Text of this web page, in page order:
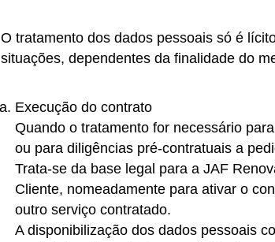
O tratamento dos dados pessoais só é
situações, dependentes da finalidade do
Execução do contrato
Quando o tratamento for necessário
ou para diligências pré-contratuais a
Trata-se da base legal para a JAF
Cliente, nomeadamente para ativar o
outro serviço contratado.
A disponibilização dos dados pessoais